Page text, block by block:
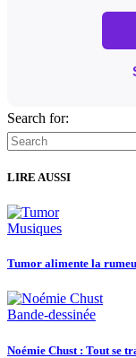
Search for:
LIRE AUSSI
Musiques
Tumor alimente la
Bande-dessinée
Noémie Chust : Tout se